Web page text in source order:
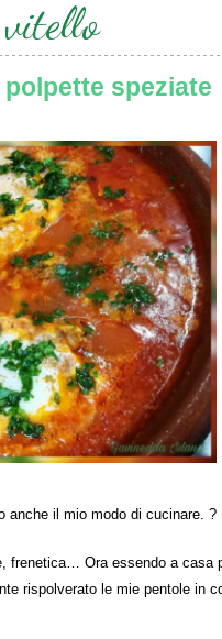
vitello
speziate
anche il mio modo di cucinare. ?
frenetica… Ora essendo a casa
rispolverato le mie pentole in